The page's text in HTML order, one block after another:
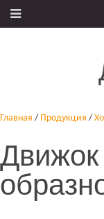
Главная / Продукция /